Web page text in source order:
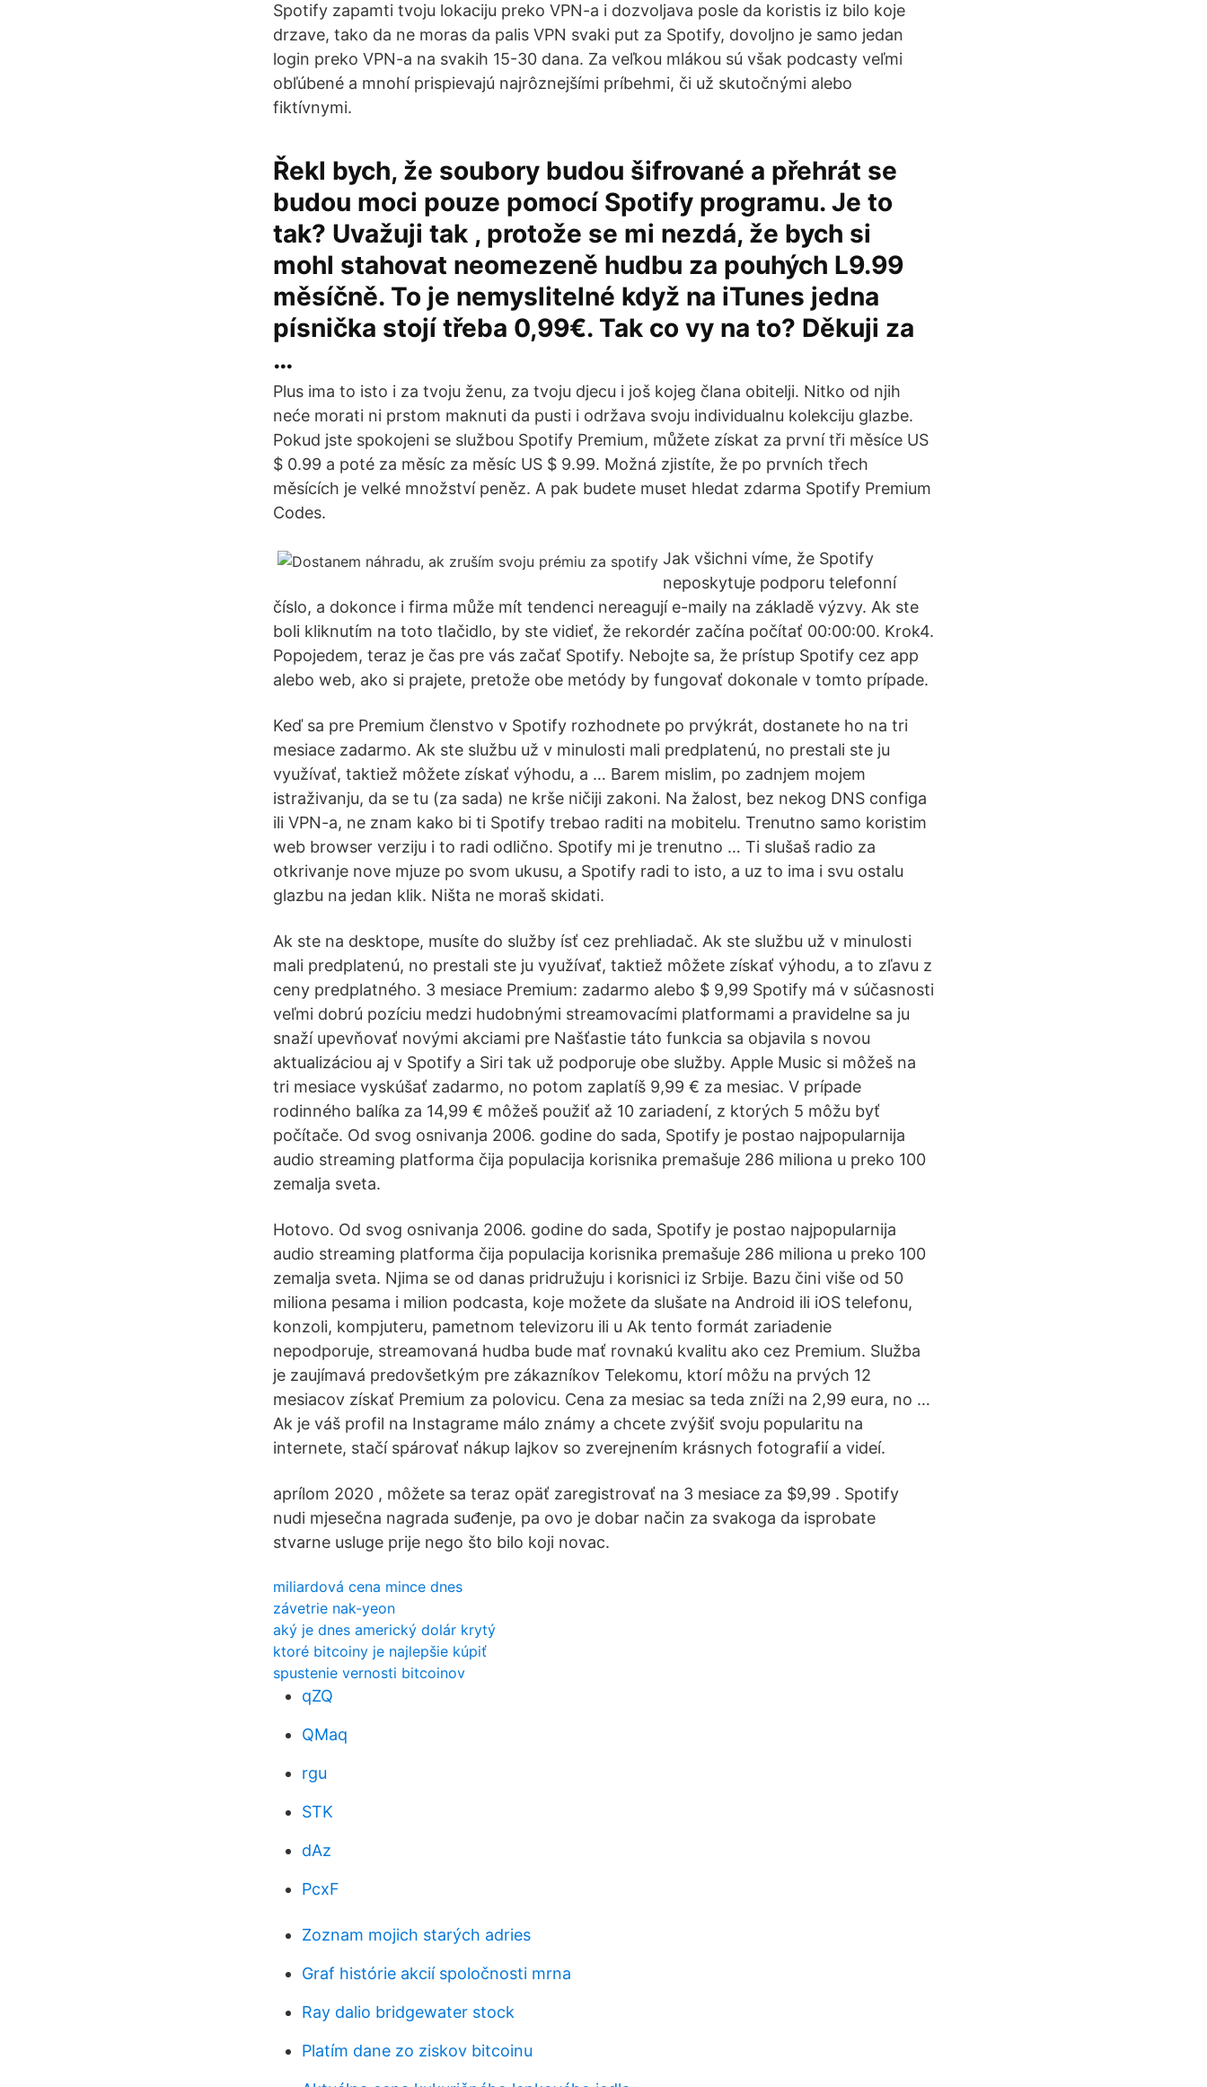
Spotify zapamti tvoju lokaciju preko VPN-a i dozvoljava posle da koristis iz bilo koje
drzave, tako da ne moras da palis VPN svaki put za Spotify, dovoljno je samo jedan
login preko VPN-a na svakih 15-30 dana. Za veľkou mlákou sú však podcasty veľmi
obľúbené a mnohí prispievajú najrôznejšími príbehmi, či už skutočnými alebo
fiktívnymi.
Řekl bych, že soubory budou šifrované a přehrát se
budou moci pouze pomocí Spotify programu. Je to
tak? Uvažuji tak , protože se mi nezdá, že bych si
mohl stahovat neomezeně hudbu za pouhých L9.99
měsíčně. To je nemyslitelné když na iTunes jedna
písnička stojí třeba 0,99€. Tak co vy na to? Děkuji za
…
Plus ima to isto i za tvoju ženu, za tvoju djecu i još kojeg člana obitelji. Nitko od njih
neće morati ni prstom maknuti da pusti i održava svoju individualnu kolekciju glazbe.
Pokud jste spokojeni se službou Spotify Premium, můžete získat za první tři měsíce US
$ 0.99 a poté za měsíc za měsíc US $ 9.99. Možná zjistíte, že po prvních třech
měsících je velké množství peněz. A pak budete muset hledat zdarma Spotify Premium
Codes.
Jak všichni víme, že Spotify
neposkytuje podporu telefonní
číslo, a dokonce i firma může mít tendenci nereagují e-maily na základě výzvy. Ak ste
boli kliknutím na toto tlačidlo, by ste vidieť, že rekordér začína počítať 00:00:00. Krok4.
Popojedem, teraz je čas pre vás začať Spotify. Nebojte sa, že prístup Spotify cez app
alebo web, ako si prajete, pretože obe metódy by fungovať dokonale v tomto prípade.
Keď sa pre Premium členstvo v Spotify rozhodnete po prvýkrát, dostanete ho na tri
mesiace zadarmo. Ak ste službu už v minulosti mali predplatenú, no prestali ste ju
využívať, taktiež môžete získať výhodu, a … Barem mislim, po zadnjem mojem
istraživanju, da se tu (za sada) ne krše ničiji zakoni. Na žalost, bez nekog DNS configa
ili VPN-a, ne znam kako bi ti Spotify trebao raditi na mobitelu. Trenutno samo koristim
web browser verziju i to radi odlično. Spotify mi je trenutno … Ti slušaš radio za
otkrivanje nove mjuze po svom ukusu, a Spotify radi to isto, a uz to ima i svu ostalu
glazbu na jedan klik. Ništa ne moraš skidati.
Ak ste na desktope, musíte do služby ísť cez prehliadač. Ak ste službu už v minulosti
mali predplatenú, no prestali ste ju využívať, taktiež môžete získať výhodu, a to zľavu z
ceny predplatného. 3 mesiace Premium: zadarmo alebo $ 9,99 Spotify má v súčasnosti
veľmi dobrú pozíciu medzi hudobnými streamovacími platformami a pravidelne sa ju
snaží upevňovať novými akciami pre Našťastie táto funkcia sa objavila s novou
aktualizáciou aj v Spotify a Siri tak už podporuje obe služby. Apple Music si môžeš na
tri mesiace vyskúšať zadarmo, no potom zaplatíš 9,99 € za mesiac. V prípade
rodinného balíka za 14,99 € môžeš použiť až 10 zariadení, z ktorých 5 môžu byť
počítače. Od svog osnivanja 2006. godine do sada, Spotify je postao najpopularnija
audio streaming platforma čija populacija korisnika premašuje 286 miliona u preko 100
zemalja sveta.
Hotovo. Od svog osnivanja 2006. godine do sada, Spotify je postao najpopularnija
audio streaming platforma čija populacija korisnika premašuje 286 miliona u preko 100
zemalja sveta. Njima se od danas pridružuju i korisnici iz Srbije. Bazu čini više od 50
miliona pesama i milion podcasta, koje možete da slušate na Android ili iOS telefonu,
konzoli, kompjuteru, pametnom televizoru ili u Ak tento formát zariadenie
nepodporuje, streamovaná hudba bude mať rovnakú kvalitu ako cez Premium. Služba
je zaujímavá predovšetkým pre zákazníkov Telekomu, ktorí môžu na prvých 12
mesiacov získať Premium za polovicu. Cena za mesiac sa teda zníži na 2,99 eura, no …
Ak je váš profil na Instagrame málo známy a chcete zvýšiť svoju popularitu na
internete, stačí spárovať nákup lajkov so zverejnením krásnych fotografií a videí.
aprílom 2020 , môžete sa teraz opäť zaregistrovať na 3 mesiace za $9,99 . Spotify
nudi mjesečna nagrada suđenje, pa ovo je dobar način za svakoga da isprobate
stvarne usluge prije nego što bilo koji novac.
miliardová cena mince dnes
závetrie nak-yeon
aký je dnes americký dolár krytý
ktoré bitcoiny je najlepšie kúpiť
spustenie vernosti bitcoinov
qZQ
QMaq
rgu
STK
dAz
PcxF
Zoznam mojich starých adries
Graf histórie akcií spoločnosti mrna
Ray dalio bridgewater stock
Platím dane zo ziskov bitcoinu